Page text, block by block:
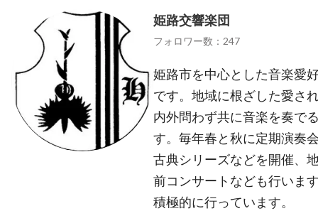
姫路交響楽団
フォロワー数：247
姫路市を中心とした音楽愛
です。地域に根ざした愛さ
内外問わず共に音楽を奏で
す。毎年春と秋に定期演奏
古典シリーズなどを開催、
前コンサートなども行いま
積極的に行っています。